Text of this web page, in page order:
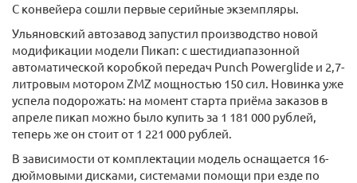
С конвейера сошли первые серийные экземпляры.
Ульяновский автозавод запустил производство новой
модификации модели Пикап: с шестидиапазонной
автоматической коробкой передач Punch Powerglide и 2,7-
литровым мотором ZMZ мощностью 150 сил. Новинка уже
успела подорожать: на момент старта приёма заказов в
апреле пикап можно было купить за 1 181 000 рублей,
теперь же он стоит от 1 221 000 рублей.
В зависимости от комплектации модель оснащается 16-
дюймовыми дисками, системами помощи при езде по